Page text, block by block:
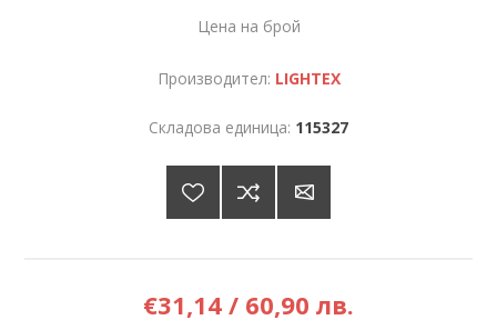
Цена на брой
Производител: LIGHTEX
Складова единица: 115327
€31,14 / 60,90 лв.